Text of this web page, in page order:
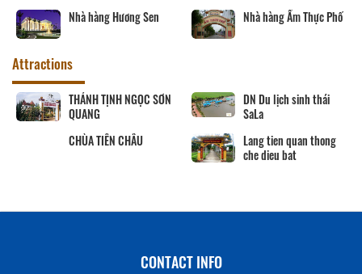
Nhà hàng Hương Sen
Nhà hàng Ẩm Thực Phố
Attractions
THÁNH TỊNH NGỌC SƠN
QUANG
DN Du lịch sinh thái
SaLa
CHÙA TIÊN CHÂU
Lang tien quan thong
che dieu bat
CONTACT INFO